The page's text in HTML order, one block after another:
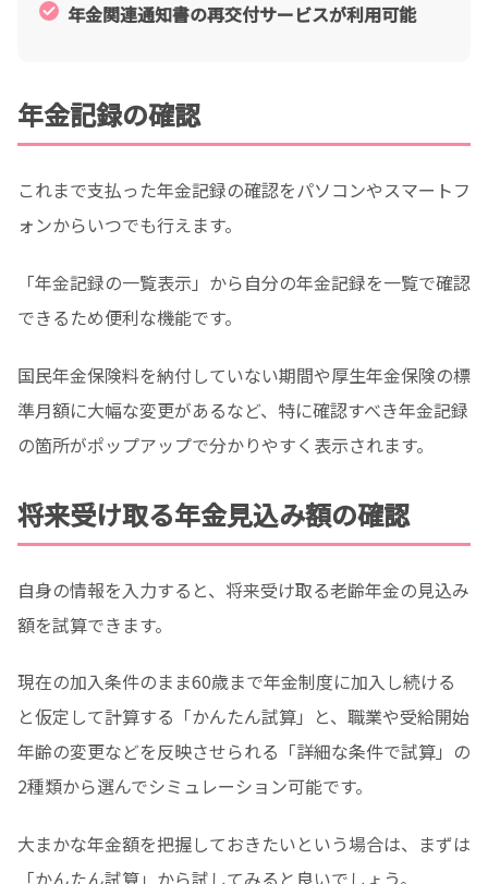
年金関連通知書の再交付サービスが利用可能
年金記録の確認
これまで支払った年金記録の確認をパソコンやスマートフ
ォンからいつでも行えます。
「年金記録の一覧表示」から自分の年金記録を一覧で確認
できるため便利な機能です。
国民年金保険料を納付していない期間や厚生年金保険の標
準月額に大幅な変更があるなど、特に確認すべき年金記録
の箇所がポップアップで分かりやすく表示されます。
将来受け取る年金見込み額の確認
自身の情報を入力すると、将来受け取る老齢年金の見込み
額を試算できます。
現在の加入条件のまま60歳まで年金制度に加入し続ける
と仮定して計算する「かんたん試算」と、職業や受給開始
年齢の変更などを反映させられる「詳細な条件で試算」の
2種類から選んでシミュレーション可能です。
大まかな年金額を把握しておきたいという場合は、まずは